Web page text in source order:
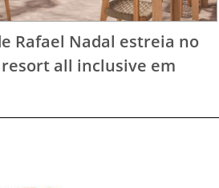
Rafael Nadal estreia no
all inclusive em